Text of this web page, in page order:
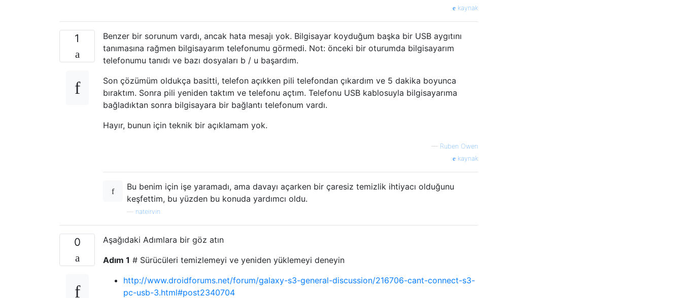
kaynak
1
Benzer bir sorunum vardı, ancak hata mesajı yok. Bilgisayar koyduğum başka bir USB aygıtını
tanımasına rağmen bilgisayarım telefonumu görmedi. Not: önceki bir oturumda bilgisayarım
telefonumu tanıdı ve bazı dosyaları b / u başardım.
Son çözümüm oldukça basitti, telefon açıkken pili telefondan çıkardım ve 5 dakika boyunca
bıraktım. Sonra pili yeniden taktım ve telefonu açtım. Telefonu USB kablosuyla bilgisayarıma
bağladıktan sonra bilgisayara bir bağlantı telefonum vardı.
Hayır, bunun için teknik bir açıklamam yok.
— Ruben Owen
kaynak
Bu benim için işe yaramadı, ama davayı açarken bir çaresiz temizlik ihtiyacı olduğunu
keşfettim, bu yüzden bu konuda yardımcı oldu.
nateirvin
0
Aşağıdaki Adımlara bir göz atın
Adım 1 # Sürücüleri temizlemeyi ve yeniden yüklemeyi deneyin
http://www.droidforums.net/forum/galaxy-s3-general-discussion/216706-cant-connect-s3-
pc-usb-3.html#post2340704